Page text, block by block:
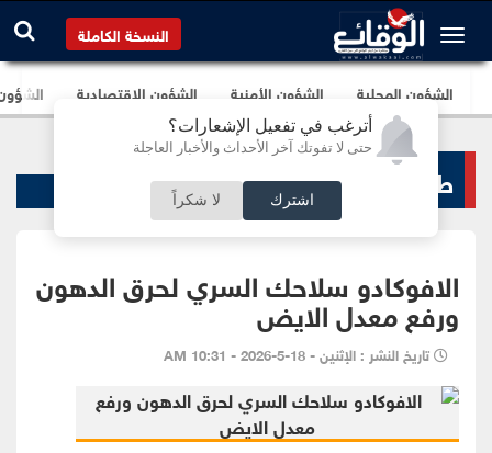
أترغب في تفعيل الإشعارات؟
حتى لا تفوتك آخر الأحداث والأخبار العاجلة
اشترك لا شكراً
النسخة الكاملة
الشؤون المحلية الشؤون الأمنية الشؤون الإقتصادية
طب و صحة
الافوكادو سلاحك السري لحرق الدهون
ورفع معدل الايض
تاريخ النشر : الإثنين - 18-5-2026 - 10:31 AM